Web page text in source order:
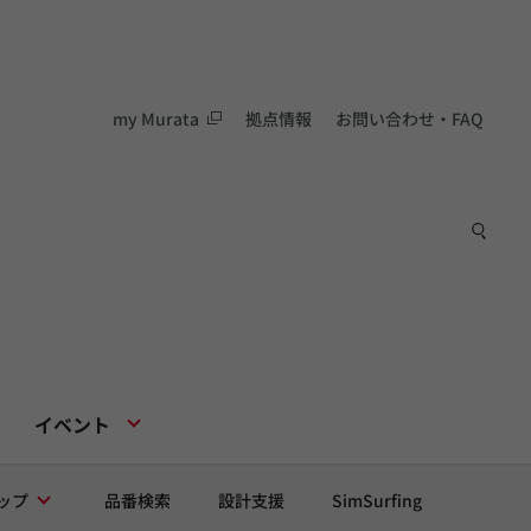
my Murata 拠点情報 お問い合わせ・FAQ
イベント
プ 品番検索 設計支援 SimSurfing